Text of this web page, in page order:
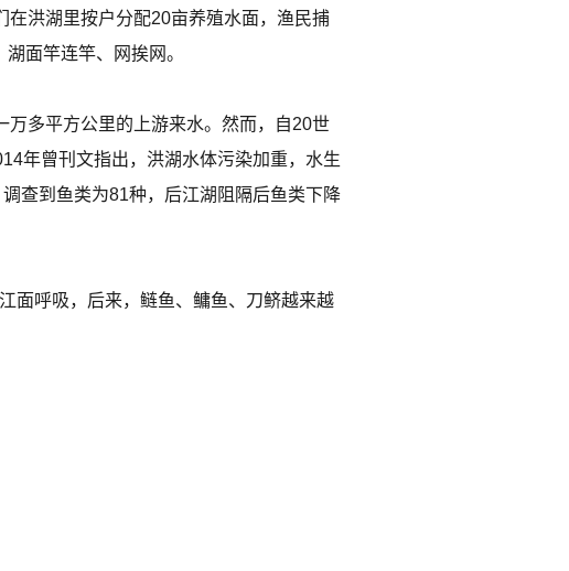
在洪湖里按户分配20亩养殖水面，渔民捕
面竿连竿、网挨网。
万多平方公里的上游来水。然而，自20世
年曾刊文指出，洪湖水体污染加重，水生
查到鱼类为81种，后江湖阻隔后鱼类下降
面呼吸，后来，鲢鱼、鳙鱼、刀鲚越来越